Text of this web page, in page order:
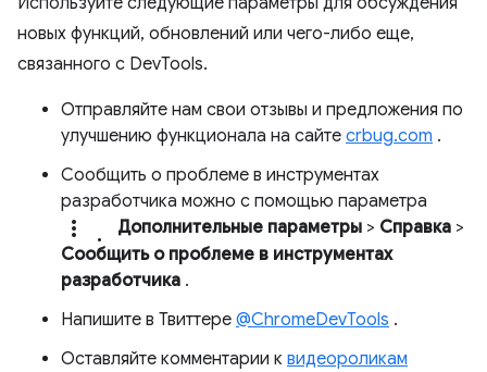
новых функций, обновлений или чего-либо еще,
связанного с DevTools.
Отправляйте нам свои отзывы и предложения по
улучшению функционала на сайте crbug.com .
Сообщить о проблеме в инструментах
разработчика можно с помощью параметра
more_vert. Дополнительные параметры > Справка >
Сообщить о проблеме в инструментах
разработчика .
Напишите в Твиттере @ChromeDevTools .
Оставляйте комментарии к видеороликам